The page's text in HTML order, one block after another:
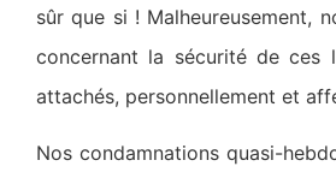
sûr que si ! Malheureusement,
concernant la sécurité de ces
attachés, personnellement et
Nos condamnations quasi-